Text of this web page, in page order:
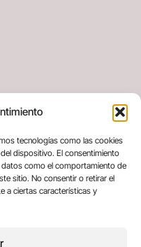
tecnologías como las cookies
dispositivo. El consentimiento
como el comportamiento de
sitio. No consentir o retirar el
a ciertas características y